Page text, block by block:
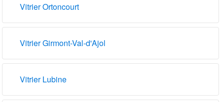
Vitrier Ortoncourt
Vitrier Girmont-Val-d'Ajol
Vitrier Lubine